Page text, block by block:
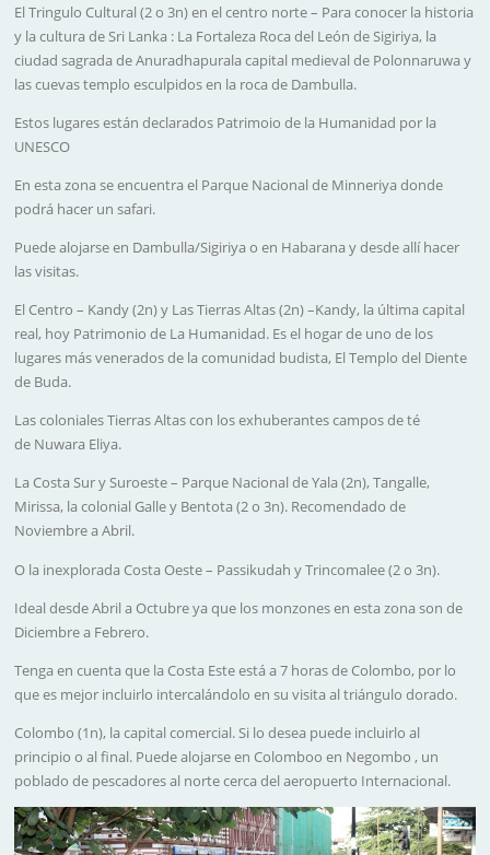
El Tringulo Cultural(2 o 3n) en el centro norte – Para conocer la historia
y la cultura de Sri Lanka : La Fortaleza Roca del León de Sigiriya, la
ciudad sagrada deAnuradhapurala capital medieval de Polonnaruwa y
las cuevas templo esculpidos en la roca de Dambulla.
Estos lugares están declarados Patrimoio de la Humanidad por la
UNESCO
En esta zona se encuentra el Parque Nacional de Minneriya donde
podrá hacer un safari.
Puede alojarse en Dambulla/Sigiriya o en Habarana y desde allí hacer
las visitas.
El Centro – Kandy (2n) y Las Tierras Altas (2n) –Kandy, la última capital
real, hoy Patrimonio de La Humanidad. Es el hogar de uno de los
lugares más venerados de la comunidad budista, El Templo del Diente
de Buda.
Las colonialesTierras Altascon los exhuberantes campos de té
de Nuwara Eliya.
La Costa Sur y Suroeste– Parque Nacional de Yala (2n),Tangalle,
Mirissa, la colonial Galle y Bentota (2 o 3n). Recomendado de
Noviembre a Abril.
O la inexplorada Costa Oeste– Passikudah y Trincomalee(2 o 3n).
Ideal desde Abril a Octubreya que los monzones en esta zona son de
Diciembre a Febrero.
Tenga en cuenta que la Costa Este está a 7 horas de Colombo, por lo
que es mejor incluirlo intercalándolo en su visita al triángulo dorado.
Colombo (1n), la capital comercial. Si lo desea puede incluirlo al
principio o al final. Puede alojarse en Colomboo en Negombo , un
poblado de pescadores al norte cerca del aeropuerto Internacional.